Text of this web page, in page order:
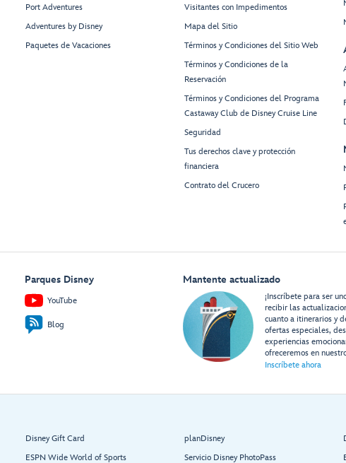
Port Adventures
Adventures by Disney
Paquetes de Vacaciones
Visitantes con Impedimentos
Mapa del Sitio
Términos y Condiciones del Sitio Web
Términos y Condiciones de la
Reservación
Términos y Condiciones del Programa
Castaway Club de Disney Cruise Line
Seguridad
Tus derechos clave y protección
financiera
Contrato del Crucero
Parques Disney
YouTube
Blog
Mantente actualizado
¡Inscríbete para ser
recibir las
cuanto a itinerarios y
ofertas especiales,
experiencias
ofreceremos en
Inscríbete ahora
Disney Gift Card
ESPN Wide World of Sports
planDisney
Servicio Disney PhotoPass